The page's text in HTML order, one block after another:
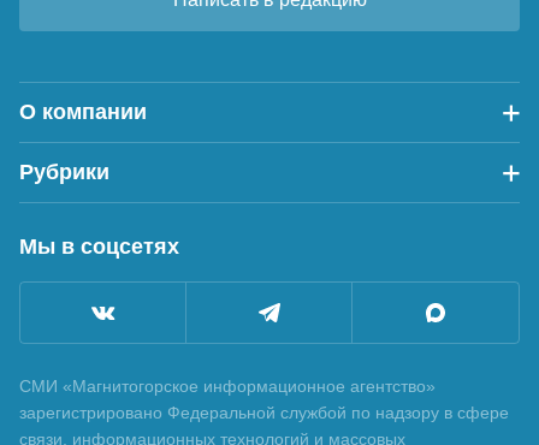
О компании
Рубрики
Мы в соцсетях
СМИ «Магнитогорское информационное агентство»
зарегистрировано Федеральной службой по надзору в сфере
связи, информационных технологий и массовых